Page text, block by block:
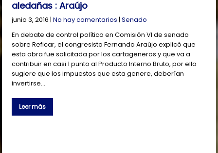
aledañas : Araújo
junio 3, 2016 |No hay comentarios |Senado
En debate de control político en Comisión VI de senado
sobre Reficar, el congresista Fernando Araújo explicó que
esta obra fue solicitada por los cartageneros y que va a
contribuir en casi 1 punto al Producto Interno Bruto, por ello
sugiere que los impuestos que esta genere, deberían
invertirse…
Leer más